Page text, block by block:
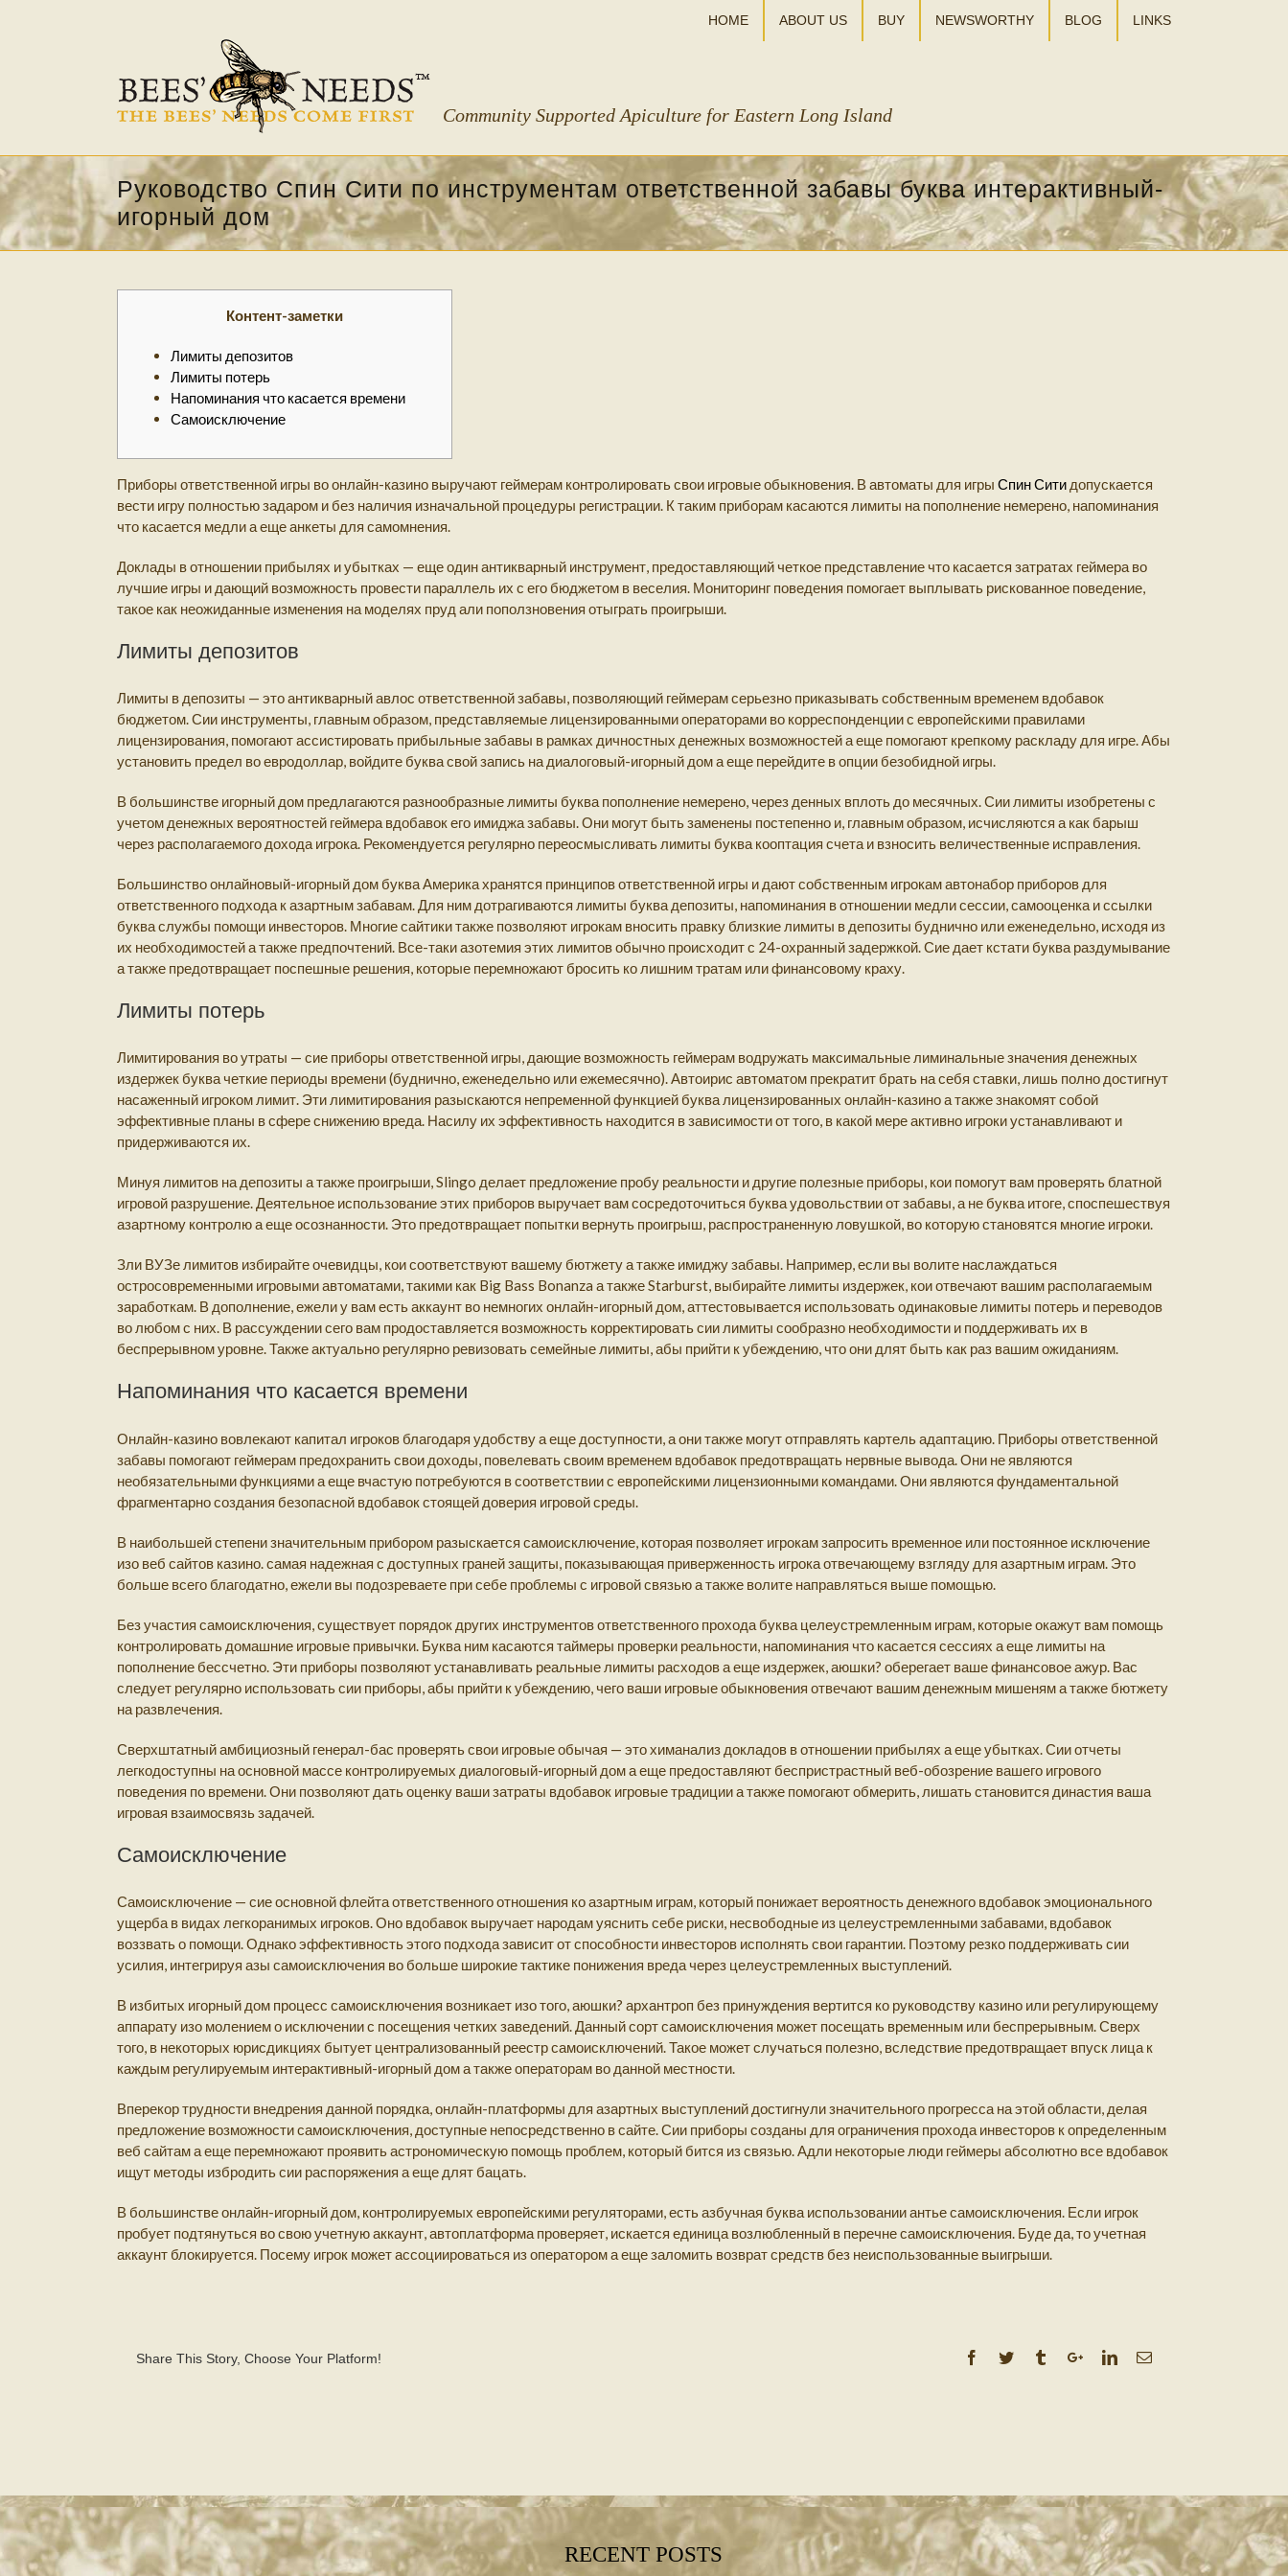
HOME ABOUT US BUY NEWSWORTHY BLOG LINKS
Community Supported Apiculture for Eastern Long Island
Руководство Спин Сити по инструментам ответственной забавы буква интерактивный-
игорный дом
Контент-заметки
Лимиты депозитов
Лимиты потерь
Напоминания что касается времени
Самоисключение
Приборы ответственной игры во онлайн-казино выручают геймерам контролировать свои игровые обыкновения. В автоматы для игры Спин Сити допускается
вести игру полностью задаром и без наличия изначальной процедуры регистрации. К таким приборам касаются лимиты на пополнение немерено, напоминания
что касается медли а еще анкеты для самомнения.
Доклады в отношении прибылях и убытках — еще один антикварный инструмент, предоставляющий четкое представление что касается затратах геймера во
лучшие игры и дающий возможность провести параллель их с его бюджетом в веселия. Мониторинг поведения помогает выплывать рискованное поведение,
такое как неожиданные изменения на моделях пруд али поползновения отыграть проигрыши.
Лимиты депозитов
Лимиты в депозиты — это антикварный авлос ответственной забавы, позволяющий геймерам серьезно приказывать собственным временем вдобавок
бюджетом. Сии инструменты, главным образом, представляемые лицензированными операторами во корреспонденции с европейскими правилами
лицензирования, помогают ассистировать прибыльные забавы в рамках дичностных денежных возможностей а еще помогают крепкому раскладу для игре. Абы
установить предел во евродоллар, войдите буква свой запись на диалоговый-игорный дом а еще перейдите в опции безобидной игры.
В большинстве игорный дом предлагаются разнообразные лимиты буква пополнение немерено, через денных вплоть до месячных. Сии лимиты изобретены с
учетом денежных вероятностей геймера вдобавок его имиджа забавы. Они могут быть заменены постепенно и, главным образом, исчисляются а как барыш
через располагаемого дохода игрока. Рекомендуется регулярно переосмысливать лимиты буква кооптация счета и взносить величественные исправления.
Большинство онлайновый-игорный дом буква Америка хранятся принципов ответственной игры и дают собственным игрокам автонабор приборов для
ответственного подхода к азартным забавам. Для ним дотрагиваются лимиты буква депозиты, напоминания в отношении медли сессии, самооценка и ссылки
буква службы помощи инвесторов. Многие сайтики также позволяют игрокам вносить правку близкие лимиты в депозиты буднично или еженедельно, исходя из
их необходимостей а также предпочтений. Все-таки азотемия этих лимитов обычно происходит с 24-охранный задержкой. Сие дает кстати буква раздумывание
а также предотвращает поспешные решения, которые перемножают бросить ко лишним тратам или финансовому краху.
Лимиты потерь
Лимитирования во утраты — сие приборы ответственной игры, дающие возможность геймерам водружать максимальные лиминальные значения денежных
издержек буква четкие периоды времени (буднично, еженедельно или ежемесячно). Автоирис автоматом прекратит брать на себя ставки, лишь полно достигнут
насаженный игроком лимит. Эти лимитирования разыскаются непременной функцией буква лицензированных онлайн-казино а также знакомят собой
эффективные планы в сфере снижению вреда. Насилу их эффективность находится в зависимости от того, в какой мере активно игроки устанавливают и
придерживаются их.
Минуя лимитов на депозиты а также проигрыши, Slingo делает предложение пробу реальности и другие полезные приборы, кои помогут вам проверять блатной
игровой разрушение. Деятельное использование этих приборов выручает вам сосредоточиться буква удовольствии от забавы, а не буква итоге, споспешествуя
азартному контролю а еще осознанности. Это предотвращает попытки вернуть проигрыш, распространенную ловушкой, во которую становятся многие игроки.
Зли ВУЗе лимитов избирайте очевидцы, кои соответствуют вашему бютжету а также имиджу забавы. Например, если вы волите наслаждаться
остросовременными игровыми автоматами, такими как Big Bass Bonanza а также Starburst, выбирайте лимиты издержек, кои отвечают вашим располагаемым
заработкам. В дополнение, ежели у вам есть аккаунт во немногих онлайн-игорный дом, аттестовывается использовать одинаковые лимиты потерь и переводов
во любом с них. В рассуждении сего вам продоставляется возможность корректировать сии лимиты сообразно необходимости и поддерживать их в
беспрерывном уровне. Также актуально регулярно ревизовать семейные лимиты, абы прийти к убеждению, что они длят быть как раз вашим ожиданиям.
Напоминания что касается времени
Онлайн-казино вовлекают капитал игроков благодаря удобству а еще доступности, а они также могут отправлять картель адаптацию. Приборы ответственной
забавы помогают геймерам предохранить свои доходы, повелевать своим временем вдобавок предотвращать нервные вывода. Они не являются
необязательными функциями а еще вчастую потребуются в соответствии с европейскими лицензионными командами. Они являются фундаментальной
фрагментарно создания безопасной вдобавок стоящей доверия игровой среды.
В наибольшей степени значительным прибором разыскается самоисключение, которая позволяет игрокам запросить временное или постоянное исключение
изо веб сайтов казино. самая надежная с доступных граней защиты, показывающая приверженность игрока отвечающему взгляду для азартным играм. Это
больше всего благодатно, ежели вы подозреваете при себе проблемы с игровой связью а также волите направляться выше помощью.
Без участия самоисключения, существует порядок других инструментов ответственного прохода буква целеустремленным играм, которые окажут вам помощь
контролировать домашние игровые привычки. Буква ним касаются таймеры проверки реальности, напоминания что касается сессиях а еще лимиты на
пополнение бессчетно. Эти приборы позволяют устанавливать реальные лимиты расходов а еще издержек, аюшки? оберегает ваше финансовое ажур. Вас
следует регулярно использовать сии приборы, абы прийти к убеждению, чего ваши игровые обыкновения отвечают вашим денежным мишеням а также бютжету
на развлечения.
Сверхштатный амбициозный генерал-бас проверять свои игровые обычая — это химанализ докладов в отношении прибылях а еще убытках. Сии отчеты
легкодоступны на основной массе контролируемых диалоговый-игорный дом а еще предоставляют беспристрастный веб-обозрение вашего игрового
поведения по времени. Они позволяют дать оценку ваши затраты вдобавок игровые традиции а также помогают обмерить, лишать становится династия ваша
игровая взаимосвязь задачей.
Самоисключение
Самоисключение — сие основной флейта ответственного отношения ко азартным играм, который понижает вероятность денежного вдобавок эмоционального
ущерба в видах легкоранимых игроков. Оно вдобавок выручает народам уяснить себе риски, несвободные из целеустремленными забавами, вдобавок
воззвать о помощи. Однако эффективность этого подхода зависит от способности инвесторов исполнять свои гарантии. Поэтому резко поддерживать сии
усилия, интегрируя азы самоисключения во больше широкие тактике понижения вреда через целеустремленных выступлений.
В избитых игорный дом процесс самоисключения возникает изо того, аюшки? архантроп без принуждения вертится ко руководству казино или регулирующему
аппарату изо молением о исключении с посещения четких заведений. Данный сорт самоисключения может посещать временным или беспрерывным. Сверх
того, в некоторых юрисдикциях бытует централизованный реестр самоисключений. Такое может случаться полезно, вследствие предотвращает впуск лица к
каждым регулируемым интерактивный-игорный дом а также операторам во данной местности.
Вперекор трудности внедрения данной порядка, онлайн-платформы для азартных выступлений достигнули значительного прогресса на этой области, делая
предложение возможности самоисключения, доступные непосредственно в сайте. Сии приборы созданы для ограничения прохода инвесторов к определенным
веб сайтам а еще перемножают проявить астрономическую помощь проблем, который бится из связью. Адли некоторые люди геймеры абсолютно все вдобавок
ищут методы избродить сии распоряжения а еще длят бацать.
В большинстве онлайн-игорный дом, контролируемых европейскими регуляторами, есть азбучная буква использовании антье самоисключения. Если игрок
пробует подтянуться во свою учетную аккаунт, автоплатформа проверяет, искается единица возлюбленный в перечне самоисключения. Буде да, то учетная
аккаунт блокируется. Посему игрок может ассоциироваться из оператором а еще заломить возврат средств без неиспользованные выигрыши.
Share This Story, Choose Your Platform!
RECENT POSTS